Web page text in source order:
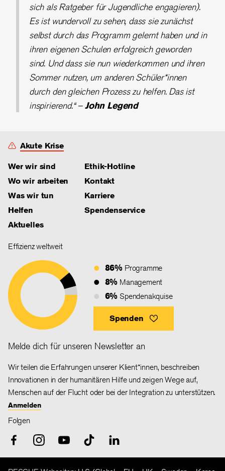
sich als Ratgeber für Jugendliche engagieren).
Es ist wundervoll zu sehen, dass sie zunächst
selbst durch das Programm gelernt haben und in
ihren eigenen Schulen erfolgreich geworden
sind. Und dass sie nun wiederkommen und ihren
Sommer nutzen, um anderen Schüler*innen
durch den gleichen Prozess zu helfen. Das ist
inspirierend.“ –John Legend
Akute Krise
Wer wir sind
Wo wir arbeiten
Was wir tun
Helfen
Aktuelles
Ethik-Hotline
Kontakt
Karriere
Spendenservice
Effizienz weltweit
86% Programme
8% Management
6% Spendenakquise
Spenden
Melde dich für unseren Newsletter an
Wir teilen die Erfahrungen unserer Klient*innen, beschreiben
Innovationen in der humanitären Hilfe und zeigen Wege auf,
Menschen auf der Flucht oder bei der Integration zu unterstützen.
Anmelden
Folgen